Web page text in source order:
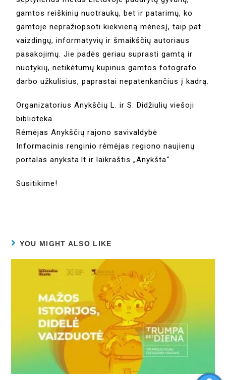
gamtos reiškinių nuotraukų, bet ir patarimų, ko
gamtoje nepražiopsoti kiekvieną mėnesį, taip pat
vaizdingų, informatyvių ir šmaikščių autoriaus
pasakojimų. Jie padės geriau suprasti gamtą ir
nuotykių, netikėtumų kupinus gamtos fotografo
darbo užkulisius, paprastai nepatenkančius į kadrą.
Organizatorius Anykščių L. ir S. Didžiulių viešoji
biblioteka
Rėmėjas Anykščių rajono savivaldybė
Informacinis renginio rėmėjas regiono naujienų
portalas anyksta.lt ir laikraštis „Anykšta“
Susitikime!
YOU MIGHT ALSO LIKE